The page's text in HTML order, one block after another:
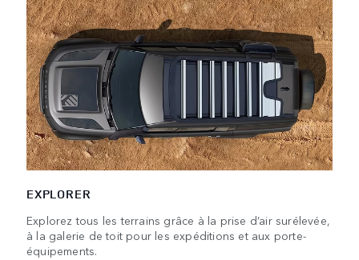
EXPLORER
Explorez tous les terrains grâce à la prise d’air surélevée,
à la galerie de toit pour les expéditions et aux porte-
équipements.